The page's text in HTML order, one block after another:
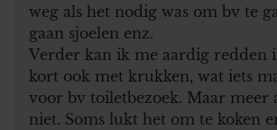
weg als het nodig was om bv te
gaan sjoelen enz.
Verder kan ik me aardig redden
kort ook met krukken, wat iets
voor bv toiletbezoek. Maar meer
niet. Soms lukt het om te koken